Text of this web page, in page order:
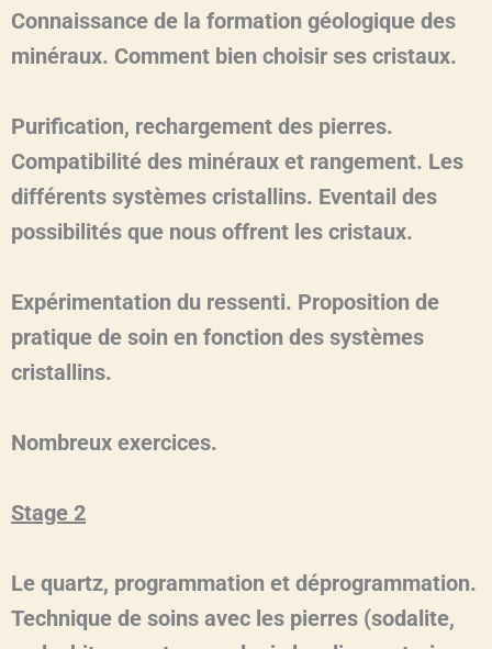
Connaissance de la formation géologique des
minéraux. Comment bien choisir ses cristaux.
Purification, rechargement des pierres.
Compatibilité des minéraux et rangement. Les
différents systèmes cristallins. Eventail des
possibilités que nous offrent les cristaux.
Expérimentation du ressenti. Proposition de
pratique de soin en fonction des systèmes
cristallins.
Nombreux exercices.
Stage 2
Le quartz, programmation et déprogrammation.
Technique de soins avec les pierres (sodalite,